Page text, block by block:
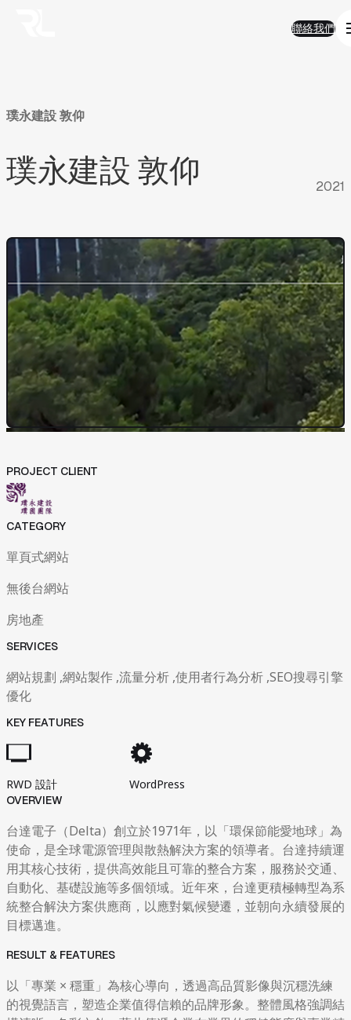
金融服務
永續發展
02 Solution
房地產業
ESG
電商平台
03 FAQ
FAQAI與搜尋趨勢
AI智能客服
產業經驗及ESG
網站開發與管理
成效與優化策略
04 News
News
Contact Us
Contact Us
聯絡我們
璞永建設敦仰
璞永建設 敦仰 2021
PROJECT CLIENT
CATEGORY
單頁式網站
無後台網站
房地產
SERVICES
網站規劃 ,網站製作 ,流量分析 ,使用者行為分析 ,SEO搜尋引擎
優化
KEY FEATURES
RWD 設計 WordPress
OVERVIEW
台達電子（Delta）創立於1971年，以「環保節能愛地球」為
使命，是全球電源管理與散熱解決方案的領導者。台達持續運
用其核心技術，提供高效能且可靠的整合方案，服務於交通、
自動化、基礎設施等多個領域。近年來，台達更積極轉型為系
統整合解決方案供應商，以應對氣候變遷，並朝向永續發展的
目標邁進。
RESULT & FEATURES
以「專業 × 穩重」為核心導向，透過高品質影像與沉穩洗練
的視覺語言，塑造企業值得信賴的品牌形象。整體風格強調結